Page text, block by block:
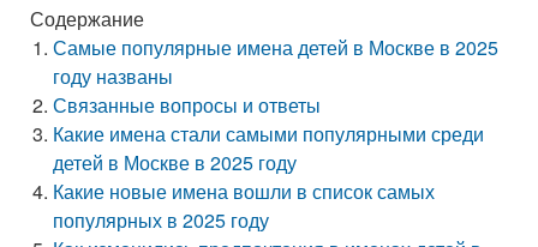
Содержание
Самые популярные имена детей в Москве в 2025
году названы
Связанные вопросы и ответы
Какие имена стали самыми популярными среди
детей в Москве в 2025 году
Какие новые имена вошли в список самых
популярных в 2025 году